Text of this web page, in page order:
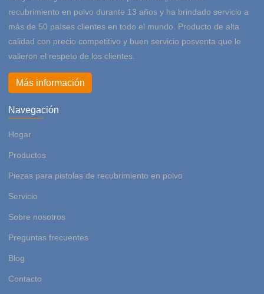
recubrimiento en polvo durante 13 años y ha brindado servicio a
más de 50 países clientes en todo el mundo. Producto de alta
calidad con precio competitivo y buen servicio posventa que le
valieron el respeto de los clientes.
Más información
Navegación
Hogar
Productos
Piezas para pistolas de recubrimiento en polvo
Servicio
Sobre nosotros
Preguntas frecuentes
Blog
Contacto